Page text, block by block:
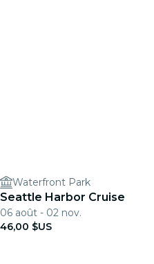
Waterfront Park
Seattle Harbor Cruise
06 août - 02 nov.
46,00 $US